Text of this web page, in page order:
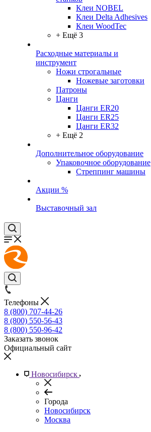
Клеи NOBEL
Клеи Delta Adhesives
Клеи WoodTec
+ Ещё 3
Расходные материалы и
инструмент
Ножи строгальные
Ножевые заготовки
Патроны
Цанги
Цанги ER20
Цанги ER25
Цанги ER32
+ Ещё 2
Дополнительное оборудование
Упаковочное оборудование
Стреппинг машины
Акции %
Выставочный зал
Телефоны
8 (800) 707-44-26
8 (800) 550-56-43
8 (800) 550-96-42
Заказать звонок
Официальный сайт
Новосибирск
Города
Новосибирск
Москва